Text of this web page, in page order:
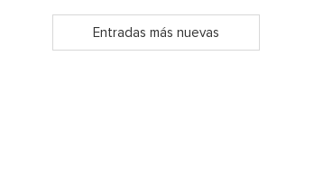
Entradas más nuevas